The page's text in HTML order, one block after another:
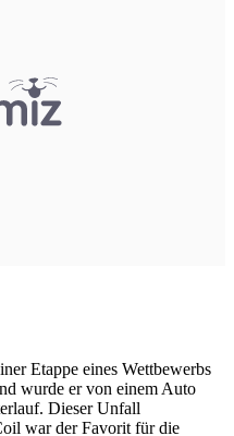
Etappe eines Wettbewerbs
wurde er von einem Auto
Dieser Unfall
war der Favorit für die